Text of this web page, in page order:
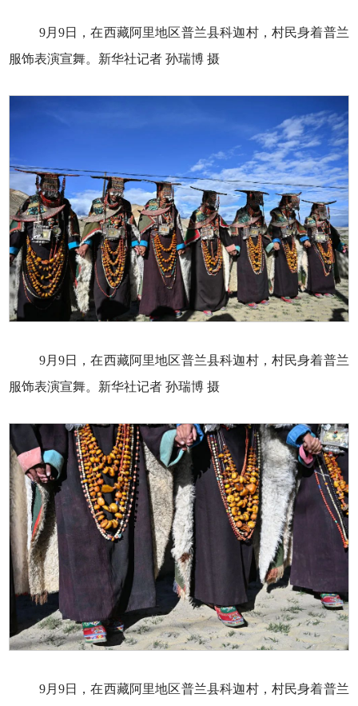
9月9日，在西藏阿里地区普兰县科迦村，村民身着普兰
服饰表演宣舞。新华社记者 孙瑞博 摄
9月9日，在西藏阿里地区普兰县科迦村，村民身着普兰
服饰表演宣舞。新华社记者 孙瑞博 摄
9月9日，在西藏阿里地区普兰县科迦村，村民身着普兰